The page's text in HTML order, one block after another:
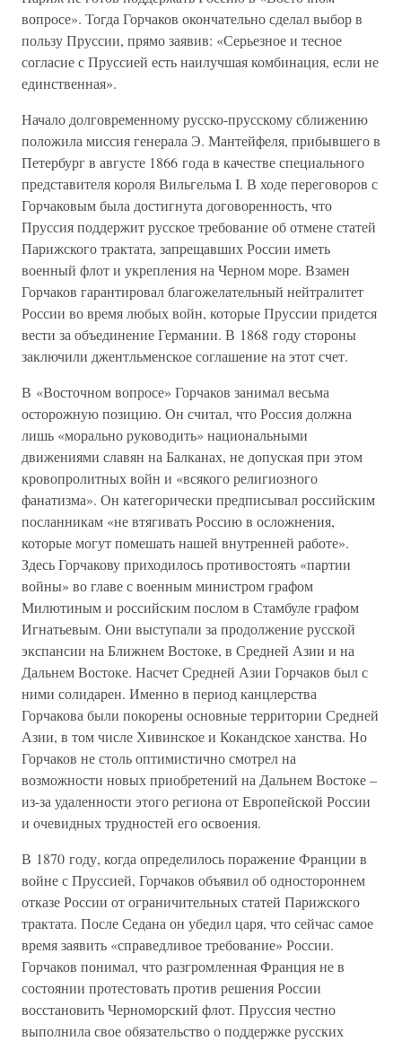
вопросе». Тогда Горчаков окончательно сделал выбор в
пользу Пруссии, прямо заявив: «Серьезное и тесное
согласие с Пруссией есть наилучшая комбинация, если не
единственная».
Начало долговременному русско-прусскому сближению
положила миссия генерала Э. Мантейфеля, прибывшего в
Петербург в августе 1866 года в качестве специального
представителя короля Вильгельма I. В ходе переговоров с
Горчаковым была достигнута договоренность, что
Пруссия поддержит русское требование об отмене статей
Парижского трактата, запрещавших России иметь
военный флот и укрепления на Черном море. Взамен
Горчаков гарантировал благожелательный нейтралитет
России во время любых войн, которые Пруссии придется
вести за объединение Германии. В 1868 году стороны
заключили джентльменское соглашение на этот счет.
В «Восточном вопросе» Горчаков занимал весьма
осторожную позицию. Он считал, что Россия должна
лишь «морально руководить» национальными
движениями славян на Балканах, не допуская при этом
кровопролитных войн и «всякого религиозного
фанатизма». Он категорически предписывал российским
посланникам «не втягивать Россию в осложнения,
которые могут помешать нашей внутренней работе».
Здесь Горчакову приходилось противостоять «партии
войны» во главе с военным министром графом
Милютиным и российским послом в Стамбуле графом
Игнатьевым. Они выступали за продолжение русской
экспансии на Ближнем Востоке, в Средней Азии и на
Дальнем Востоке. Насчет Средней Азии Горчаков был с
ними солидарен. Именно в период канцлерства
Горчакова были покорены основные территории Средней
Азии, в том числе Хивинское и Кокандское ханства. Но
Горчаков не столь оптимистично смотрел на
возможности новых приобретений на Дальнем Востоке –
из-за удаленности этого региона от Европейской России
и очевидных трудностей его освоения.
В 1870 году, когда определилось поражение Франции в
войне с Пруссией, Горчаков объявил об одностороннем
отказе России от ограничительных статей Парижского
трактата. После Седана он убедил царя, что сейчас самое
время заявить «справедливое требование» России.
Горчаков понимал, что разгромленная Франция не в
состоянии протестовать против решения России
восстановить Черноморский флот. Пруссия честно
выполнила свое обязательство о поддержке русских